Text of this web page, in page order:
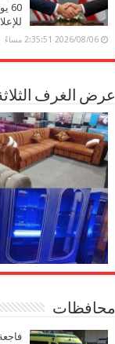
2026/08/06 2:35:51 مساءً
عرض الغرف
محافظات